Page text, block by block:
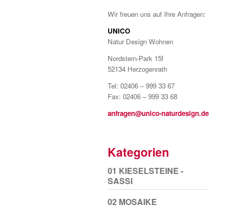
Wir freuen uns auf Ihre Anfragen:
UNICO
Natur Design Wohnen
Nordstern-Park 15f
52134 Herzogenrath
Tel: 02406 – 999 33 67
Fax: 02406 – 999 33 68
anfragen@unico-naturdesign.de
Kategorien
01 KIESELSTEINE -
SASSI
02 MOSAIKE